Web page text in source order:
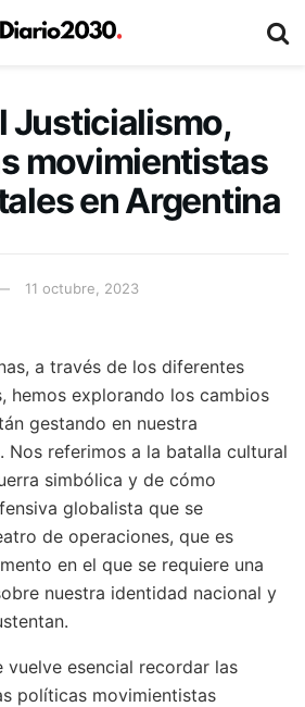
Justicialismo,
movimientistas
en Argentina
11 octubre, 2023
a través de los diferentes
hemos explorando los cambios
gestando en nuestra
Nos referimos a la batalla cultural
simbólica y de cómo
globalista que se
de operaciones, que es
en el que se requiere una
nuestra identidad nacional y
vuelve esencial recordar las
políticas movimientistas